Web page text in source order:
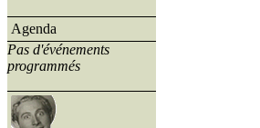
Agenda
Pas d'événements
programmés